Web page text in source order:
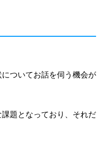
ついてお話を伺う機会が
題となっており、それだ